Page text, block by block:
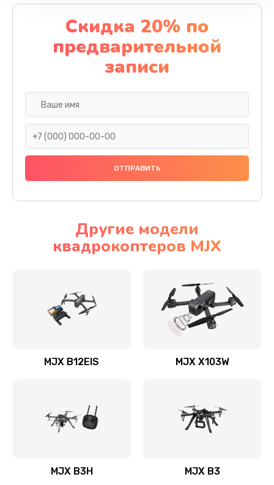
Скидка 20% по
предварительной
записи
Другие модели
квадрокоптеров MJX
MJX B12EIS MJX X103W
MJX B3H MJX B3